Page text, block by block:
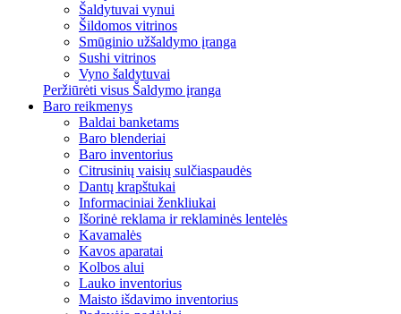
Šaldytuvai vynui
Šildomos vitrinos
Smūginio užšaldymo įranga
Sushi vitrinos
Vyno šaldytuvai
Peržiūrėti visus Šaldymo įranga
Baro reikmenys
Baldai banketams
Baro blenderiai
Baro inventorius
Citrusinių vaisių sulčiaspaudės
Dantų krapštukai
Informaciniai ženkliukai
Išorinė reklama ir reklaminės lentelės
Kavamalės
Kavos aparatai
Kolbos alui
Lauko inventorius
Maisto išdavimo inventorius